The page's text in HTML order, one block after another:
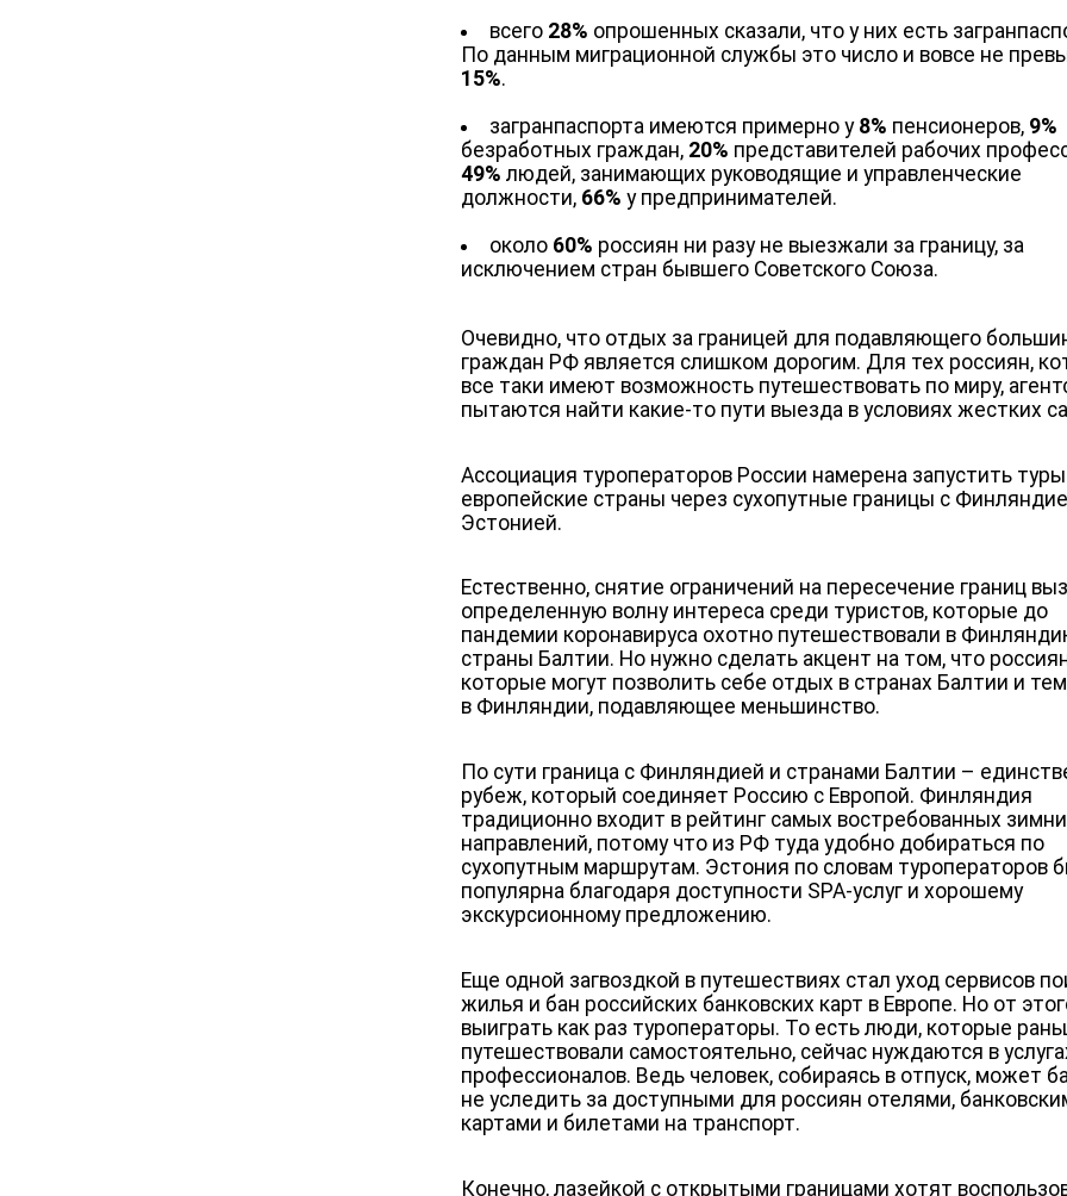
всего 28% опрошенных сказали, что у них есть
По данным миграционной службы это число и вовсе не
15%.
загранпаспорта имеются примерно у 8% пенсионеров, 9%
безработных граждан, 20% представителей рабочих
49% людей, занимающих руководящие и управленческие
должности, 66% у предпринимателей.
около 60% россиян ни разу не выезжали за границу, за
исключением стран бывшего Советского Союза.
Очевидно, что отдых за границей для подавляющего
граждан РФ является слишком дорогим. Для тех россиян,
все таки имеют возможность путешествовать по миру,
пытаются найти какие-то пути выезда в условиях жестких
Ассоциация туроператоров России намерена запустить
европейские страны через сухопутные границы с
Эстонией.
Естественно, снятие ограничений на пересечение границ
определенную волну интереса среди туристов, которые до
пандемии коронавируса охотно путешествовали в
страны Балтии. Но нужно сделать акцент на том, что
которые могут позволить себе отдых в странах Балтии и
в Финляндии, подавляющее меньшинство.
По сути граница с Финляндией и странами Балтии –
рубеж, который соединяет Россию с Европой. Финляндия
традиционно входит в рейтинг самых востребованных
направлений, потому что из РФ туда удобно добираться по
сухопутным маршрутам. Эстония по словам туроператоров
популярна благодаря доступности SPA-услуг и хорошему
экскурсионному предложению.
Еще одной загвоздкой в путешествиях стал уход сервисов
жилья и бан российских банковских карт в Европе. Но от
выиграть как раз туроператоры. То есть люди, которые
путешествовали самостоятельно, сейчас нуждаются в
профессионалов. Ведь человек, собираясь в отпуск, может
не уследить за доступными для россиян отелями,
картами и билетами на транспорт.
Конечно, лазейкой с открытыми границами хотят